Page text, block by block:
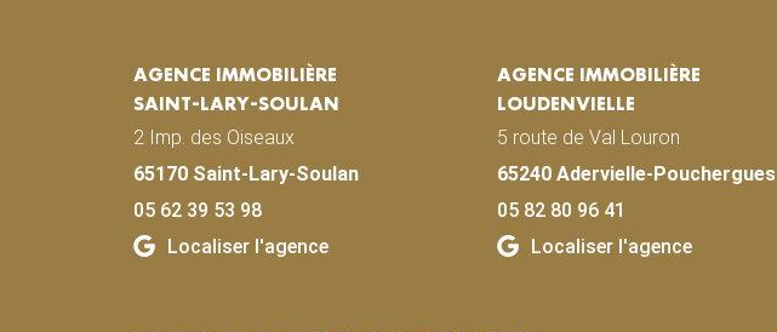
AGENCE IMMOBILIÈRE
SAINT-LARY-SOULAN
2 Imp. des Oiseaux
65170 Saint-Lary-Soulan
05 62 39 53 98
Localiser l'agence
AGENCE IMMOBILIÈRE
LOUDENVIELLE
5 route de Val Louron
65240 Adervielle-Pouchergues
05 82 80 96 41
Localiser l'agence